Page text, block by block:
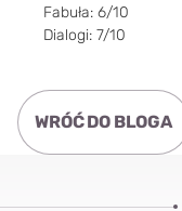
Fabuła: 6/10
Dialogi: 7/10
WRÓĆ DO BLOGA